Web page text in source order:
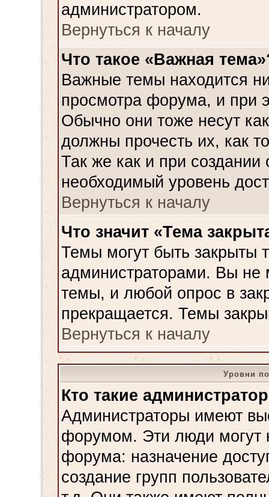
администратором.
Вернуться к началу
Что такое «Важная
Важные темы находится
просмотра форума, и при
Обычно они тоже несут
должны прочесть их, как
Так же как и при создании
необходимый уровень
Вернуться к началу
Что значит «Тема
Темы могут быть закрыты
администраторами. Вы не
темы, и любой опрос в
прекращается. Темы
Вернуться к началу
Уровни
Кто такие
Администраторы имеют
форумом. Эти люди могут
форума: назначение
создание групп